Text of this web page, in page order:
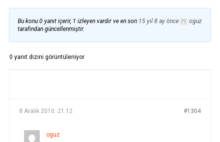
Bu konu 0 yanıt içerir, 1 izleyen vardır ve en son 15 yıl 8 ay önce
oguz
tarafından güncellenmiştir.
0 yanıt dizini görüntüleniyor
8 Aralık 2010: 21:12 #1304
oguz